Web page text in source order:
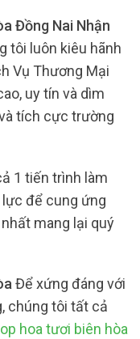
Đồng Nai Nhận
tôi luôn kiêu hãnh
Vụ Thương Mại
uy tín và dìm
tích cực trường
1 tiến trình làm
để cung ứng
mang lại quý
Để xứng đáng với
chúng tôi tất cả
hoa tươi biên hòa